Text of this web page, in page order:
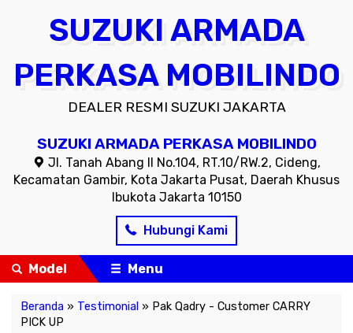
SUZUKI ARMADA
PERKASA MOBILINDO
DEALER RESMI SUZUKI JAKARTA
SUZUKI ARMADA PERKASA MOBILINDO
Jl. Tanah Abang II No.104, RT.10/RW.2, Cideng,
Kecamatan Gambir, Kota Jakarta Pusat, Daerah Khusus
Ibukota Jakarta 10150
Hubungi Kami
Model Menu
Beranda » Testimonial » Pak Qadry - Customer CARRY
PICK UP